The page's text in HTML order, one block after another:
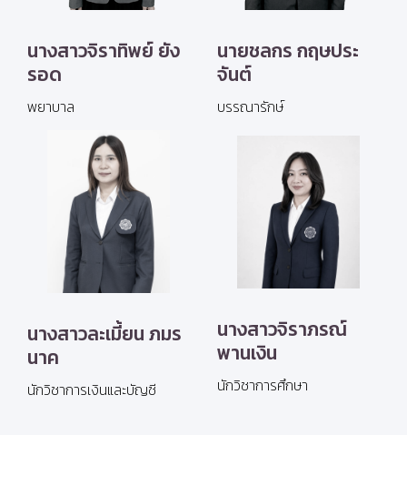
นางสาวจิราทิพย์ ยัง
รอด
พยาบาล
นายชลกร กฤษประ
จันต์
บรรณารักษ์
นางสาวละเมี้ยน ภมร
นาค
นักวิชาการเงินและบัญชี
นางสาวจิราภรณ์
พานเงิน
นักวิชาการศึกษา